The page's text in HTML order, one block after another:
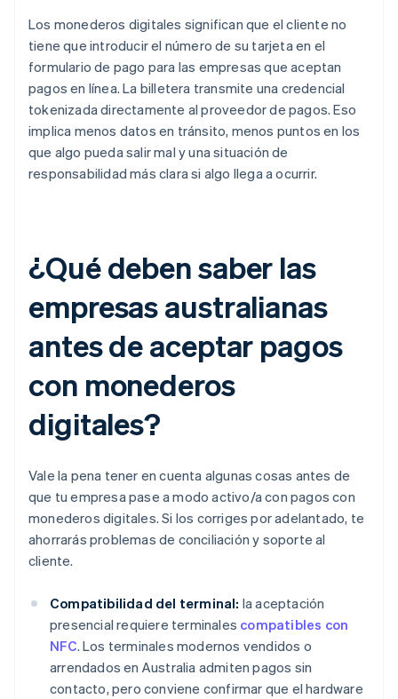
Los monederos digitales significan que el cliente no
tiene que introducir el número de su tarjeta en el
formulario de pago para las empresas que aceptan
pagos en línea. La billetera transmite una credencial
tokenizada directamente al proveedor de pagos. Eso
implica menos datos en tránsito, menos puntos en los
que algo pueda salir mal y una situación de
responsabilidad más clara si algo llega a ocurrir.
¿Qué deben saber las
empresas australianas
antes de aceptar pagos
con monederos
digitales?
Vale la pena tener en cuenta algunas cosas antes de
que tu empresa pase a modo activo/a con pagos con
monederos digitales. Si los corriges por adelantado, te
ahorrarás problemas de conciliación y soporte al
cliente.
Compatibilidad del terminal: la aceptación
presencial requiere terminales compatibles con
NFC. Los terminales modernos vendidos o
arrendados en Australia admiten pagos sin
contacto, pero conviene confirmar que el hardware